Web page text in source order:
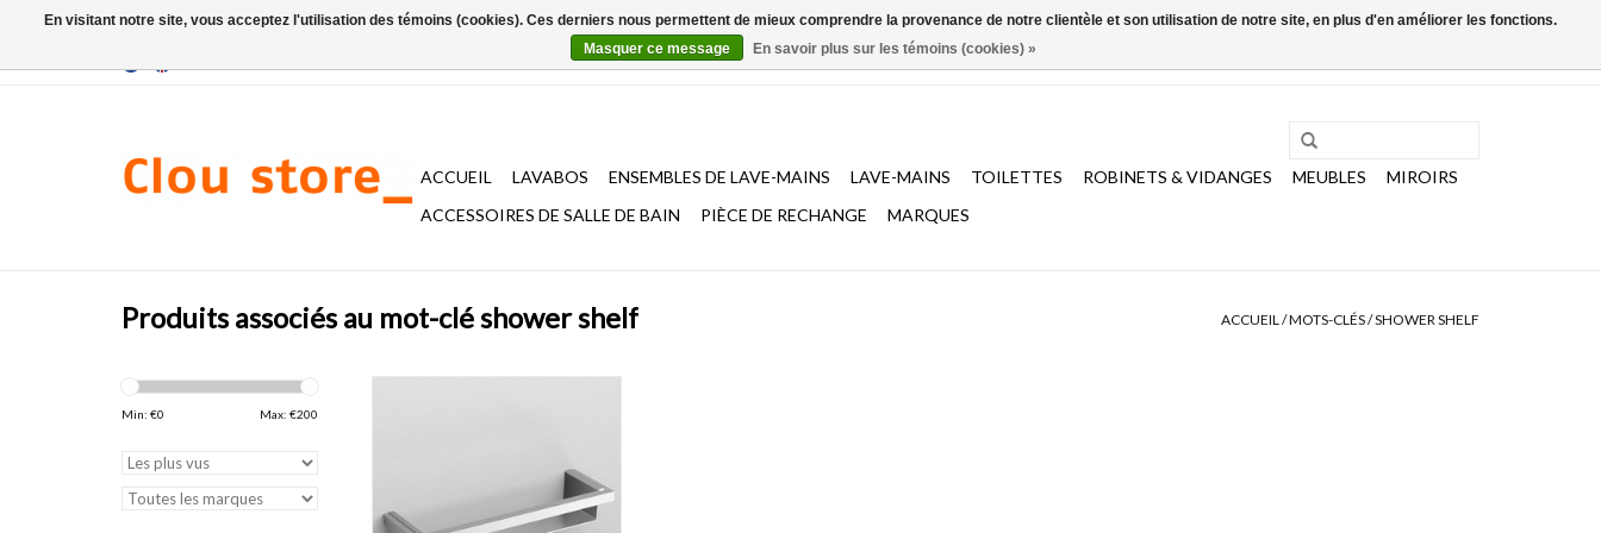
ACCUEIL LAVABOS ENSEMBLES DE LAVE-MAINS LAVE-MAINS TOILETTES ROBINETS & VIDANGES MEUBLES
MIROIRS
ACCESSOIRES DE SALLE DE BAIN
PIÈCE DE RECHANGE MARQUES
Produits associés au mot-clé shower shelf ACCUEIL/MOTS-CLÉS/SHOWER SHELF
Min: €0 Max: €200
En visitant notre site, vous acceptez l'utilisation des témoins (cookies). Ces derniers nous permettent de mieux comprendre la provenance de notre clientèle et son utilisation de notre site, en plus d'en améliorer les fonctions.
Masquer ce message
En savoir plus sur les témoins (cookies) »